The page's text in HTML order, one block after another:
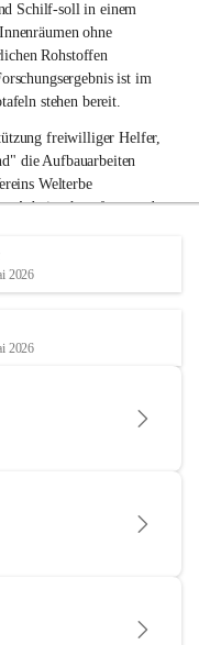
Schilf-soll in einem
ohne
Rohstoffen
ist im
stehen bereit.
freiwilliger Helfer,
die Aufbauarbeiten
Welterbe
Arbeit sehr erfreut und
Innovation
2026
2026